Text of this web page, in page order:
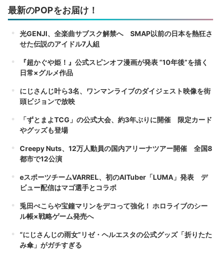
最新のPOPをお届け！
光GENJI、全楽曲サブスク解禁へ SMAP以前の日本を熱狂さ
せた伝説のアイドル7人組
『超かぐや姫！』公式スピンオフ漫画が発表 “10年後”を描く
日常×グルメ作品
にじさんじ叶ら3名、ワンマンライブのダイジェスト映像を街
頭ビジョンで放映
「ずとまよTCG」の公式大会、約3年ぶりに開催 限定カード
やグッズも登場
Creepy Nuts、12万人動員の国内アリーナツアー開催 全国8
都市で12公演
eスポーツチームVARREL、初のAITuber「LUMA」発表 デ
ビュー配信はマゴ選手とコラボ
兎田ぺこらや宝鐘マリンをデコって強化！ ホロライブのシー
ル帳×戦略ゲーム発売へ
“にじさんじの雨女”リゼ・ヘルエスタの公式グッズ「折りたた
み傘」がガチすぎる